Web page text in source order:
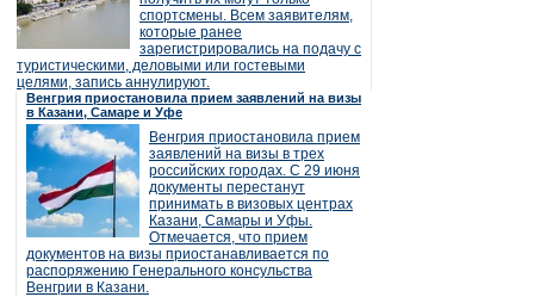
спортсмены. Всем заявителям,
которые ранее
зарегистрировались на подачу с
туристическими, деловыми или гостевыми
целями, запись аннулируют.
Венгрия приостановила прием заявлений на визы
в Казани, Самаре и Уфе
Венгрия приостановила прием
заявлений на визы в трех
российских городах. С 29 июня
документы перестанут
принимать в визовых центрах
Казани, Самары и Уфы.
Отмечается, что прием
документов на визы приостанавливается по
распоряжению Генерального консульства
Венгрии в Казани.